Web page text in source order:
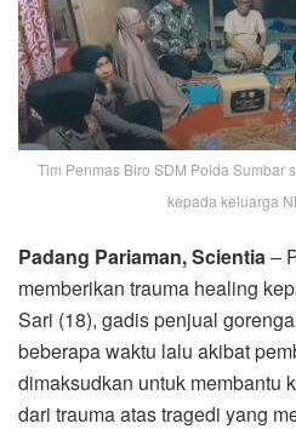
Tim Penmas Biro SDM Polda Sumbar
kepada keluarga
Padang Pariaman, Scientia–
memberikan trauma healing
Sari (18), gadis penjual
beberapa waktu lalu akibat
dimaksudkan untuk membantu
dari trauma atas tragedi yang